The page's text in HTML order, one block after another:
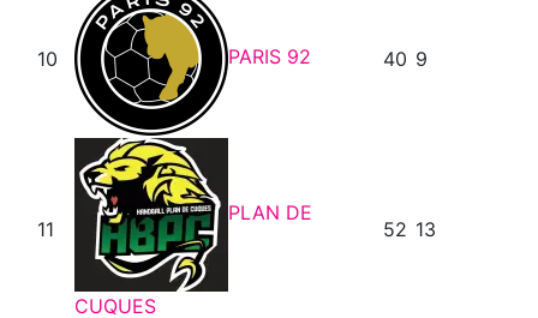
10 PARIS 92 40 9
11
PLAN DE
CUQUES
52 13